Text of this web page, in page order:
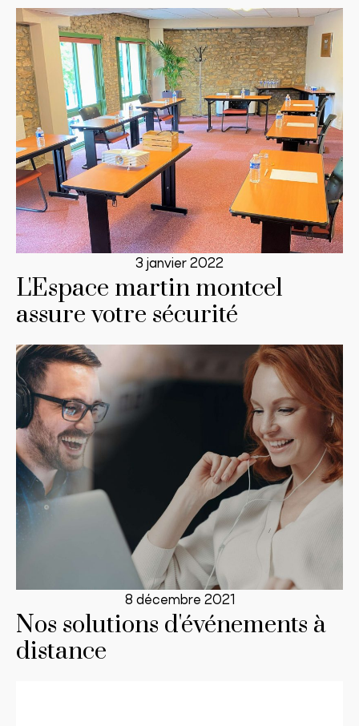
3 janvier 2022
L'Espace martin montcel
assure votre sécurité
8 décembre 2021
Nos solutions d'événements à
distance